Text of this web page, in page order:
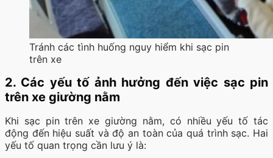
Tránh các tình huống nguy hiểm khi sạc pin
trên xe
2. Các yếu tố ảnh hưởng đến việc sạc pin
trên xe giường nằm
Khi sạc pin trên xe giường nằm, có nhiều yếu tố tác
động đến hiệu suất và độ an toàn của quá trình sạc. Hai
yếu tố quan trọng cần lưu ý là: